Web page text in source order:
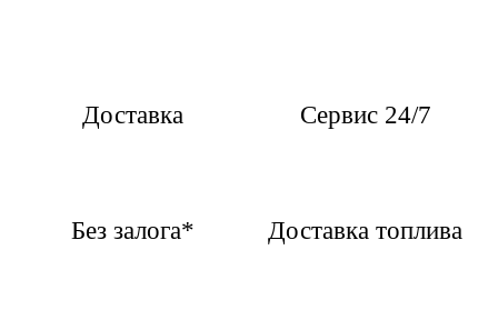
Доставка Сервис 24/7
Без залога* Доставка топлива